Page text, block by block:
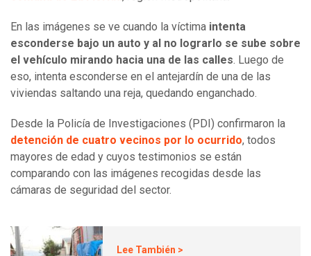
En las imágenes se ve cuando la víctima intenta
esconderse bajo un auto y al no lograrlo se sube sobre
el vehículo mirando hacia una de las calles. Luego de
eso, intenta esconderse en el antejardín de una de las
viviendas saltando una reja, quedando enganchado.
Desde la Policía de Investigaciones (PDI) confirmaron la
detención de cuatro vecinos por lo ocurrido, todos
mayores de edad y cuyos testimonios se están
comparando con las imágenes recogidas desde las
cámaras de seguridad del sector.
Lee También >